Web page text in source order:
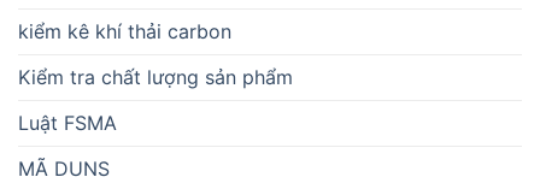
kiểm kê khí thải carbon
Kiểm tra chất lượng sản phẩm
Luật FSMA
MÃ DUNS